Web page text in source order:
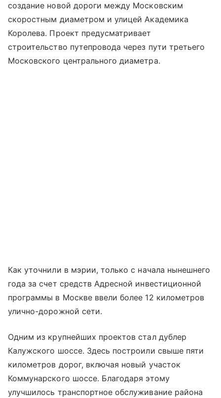
создание новой дороги между Московским
скоростным диаметром и улицей Академика
Королева. Проект предусматривает
строительство путепровода через пути третьего
Московского центрального диаметра.
Как уточнили в мэрии, только с начала нынешнего
года за счет средств Адресной инвестиционной
программы в Москве ввели более 12 километров
улично-дорожной сети.
Одним из крупнейших проектов стал дублер
Калужского шоссе. Здесь построили свыше пяти
километров дорог, включая новый участок
Коммунарского шоссе. Благодаря этому
улучшилось транспортное обслуживание района